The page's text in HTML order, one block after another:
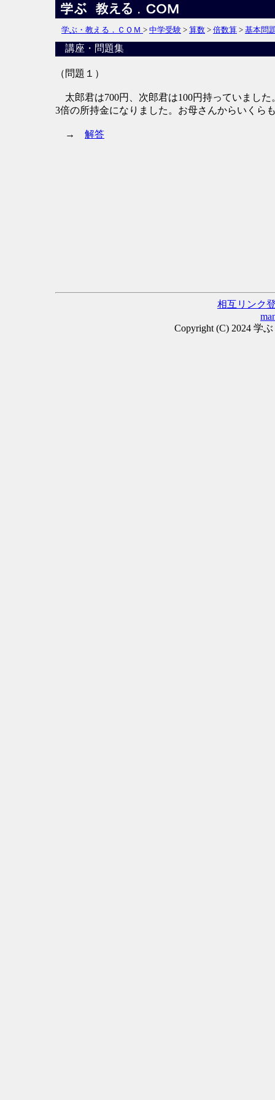
学ぶ・教える．ＣＯＭ > 中学受験 > 算数 > 倍数算 > 基本問
講座・問題集
（問題１）
太郎君は700円、次郎君は100円持っていまし
3倍の所持金になりました。お母さんからいくら
→ 解答
相互リンク
Copyright (C) 2024 学